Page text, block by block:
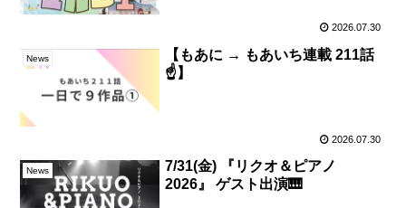
2026.07.30
News
【もあに → もあいち連載 211話
☝️】
2026.07.30
News
7/31(金) 『リクオ＆ピアノ
2026』 ゲスト出演🎹